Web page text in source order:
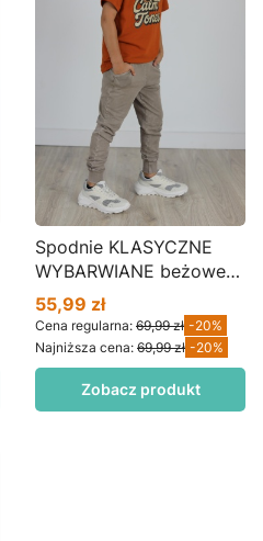
Spodnie KLASYCZNE
WYBARWIANE beżowe
S24wm
Cena promocyjna
55,99 zł
Cena regularna: 69,99 zł -20%
Najniższa cena: 69,99 zł -20%
Zobacz produkt